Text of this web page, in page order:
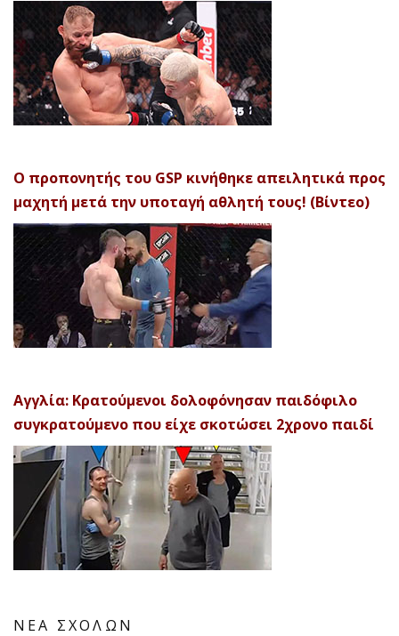
Ο προπονητής του GSP κινήθηκε απειλητικά προς
μαχητή μετά την υποταγή αθλητή τους! (Βίντεο)
Αγγλία: Κρατούμενοι δολοφόνησαν παιδόφιλο
συγκρατούμενο που είχε σκοτώσει 2χρονο παιδί
ΝΕΑ ΣΧΟΛΩΝ